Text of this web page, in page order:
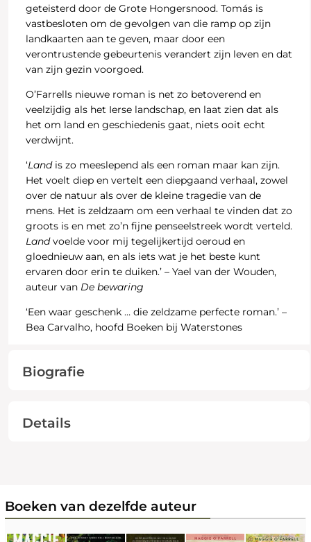
geteisterd door de Grote Hongersnood. Tomás is
vastbesloten om de gevolgen van die ramp op zijn
landkaarten aan te geven, maar door een
verontrustende gebeurtenis verandert zijn leven en dat
van zijn gezin voorgoed.
O’Farrells nieuwe roman is net zo betoverend en
veelzijdig als het Ierse landschap, en laat zien dat als
het om land en geschiedenis gaat, niets ooit echt
verdwijnt.
‘Land is zo meeslepend als een roman maar kan zijn.
Het voelt diep en vertelt een diepgaand verhaal, zowel
over de natuur als over de kleine tragedie van de
mens. Het is zeldzaam om een verhaal te vinden dat zo
groots is en met zo’n fijne penseelstreek wordt verteld.
Landvoelde voor mij tegelijkertijd oeroud en
gloednieuw aan, en als iets wat je het beste kunt
ervaren door erin te duiken.’ – Yael van der Wouden,
auteur van De bewaring
‘Een waar geschenk … die zeldzame perfecte roman.’ –
Bea Carvalho, hoofd Boeken bij Waterstones
Biografie
Details
Boeken van dezelfde auteur